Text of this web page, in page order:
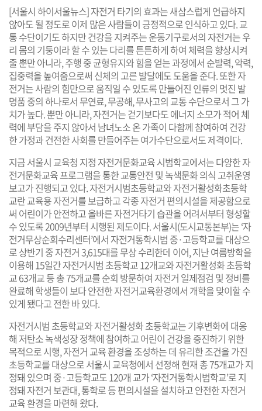
[서울시 하이서울뉴스] 자전거 타기의 효과는 새삼스럽게 언급하지
않아도 될 정도로 이제 많은 사람들이 긍정적으로 인식하고 있다. 교
통 수단이기도 하지만 건강을 지켜주는 운동기구로서의 자전거는 우
리 몸의 기둥이라 할 수 있는 다리를 튼튼하게 하여 체력을 향상시켜
줄 뿐만 아니라, 주행 중 균형유지와 힘을 얻는 과정에서 순발력, 악력,
집중력을 높여줌으로써 신체의 고른 발달에도 도움을 준다. 또한 자
전거는 사람의 힘만으로 움직일 수 있도록 만들어진 인류의 멋진 발
명품 중의 하나로서 무연료, 무공해, 무사고의 교통 수단으로서 그 가
치가 높다. 뿐만 아니라, 자전거는 걷기보다도 에너지 소모가 적어 체
력에 부담을 주지 않아서 남녀노소 온 가족이 다함께 참여하여 건강
한 가정과 건전한 사회를 만들어주는 여가수단으로서도 제격이다.
지금 서울시 교육청 지정 자전거문화교육 시범학교에서는 다양한 자
전거문화교육 프로그램을 통한 교통안전 및 녹색문화 의식 고취운영
보고가 진행되고 있다. 자전거시범초등학교와 자전거활성화초등학
교란 교육용 자전거를 보급하고 각종 자전거 편의시설을 제공함으로
써 어린이가 안전하고 올바른 자전거타기 습관을 어려서부터 형성할
수 있도록 2009년부터 시행된 제도이다. 서울시(도시교통본부)는 ‘자
전거무상순회수리센터’에서 자전거통학시범 중·고등학교를 대상으
로 상반기 중 자전거 3,615대를 무상 수리한데 이어, 지난 여름방학을
이용해 15일간 자전거시범 초등학교 12개교와 자전거활성화 초등학
교 63개교 등 총 75개교를 순회 방문하여 자전거 일제점검 및 정비를
완료해 학생들이 보다 안전한 자전거교육환경에서 개학을 맞이할 수
있게 됐다고 전한 바 있다.
자전거시범 초등학교와 자전거활성화 초등학교는 기후변화에 대응
해 저탄소 녹색성장 정책에 참여하고 어린이 건강을 증진하기 위한
목적으로 시행, 자전거 교육 환경을 조성하는 데 유리한 조건을 가진
초등학교를 대상으로 서울시 교육청에서 선정해 현재 총 75개교가 지
정돼 있으며 중·고등학교도 120개 교가 ‘자전거통학시범학교’로 지
정돼 자전거 보관대, 통학로 등 편의시설을 설치하고 안전한 자전거
교육 환경을 마련해 왔다.